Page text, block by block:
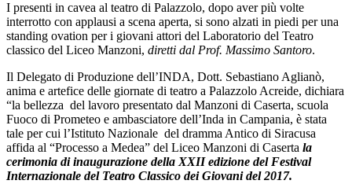
I presenti in cavea al teatro di Palazzolo, dopo aver più volte
interrotto con applausi a scena aperta, si sono alzati in piedi per una
standing ovation per i giovani attori del Laboratorio del Teatro
classico del Liceo Manzoni, diretti dal Prof. Massimo Santoro.
Il Delegato di Produzione dell’INDA, Dott. Sebastiano Aglianò,
anima e artefice delle giornate di teatro a Palazzolo Acreide, dichiara
“la bellezza del lavoro presentato dal Manzoni di Caserta, scuola
Fuoco di Prometeo e ambasciatore dell’Inda in Campania, è stata
tale per cui l’Istituto Nazionale del dramma Antico di Siracusa
affida al “Processo a Medea” del Liceo Manzoni di Caserta la
cerimonia di inaugurazione della XXII edizione del Festival
Internazionale del Teatro Classico dei Giovani del 2017.